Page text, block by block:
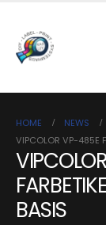
HOME
NEWS
VIPCOLOR VP-485E
BASIS